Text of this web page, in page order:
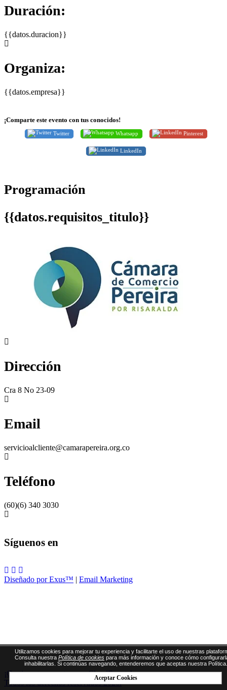
Duración:
{{datos.duracion}}
Organiza:
{{datos.empresa}}
¡Comparte este evento con tus conocidos!
Twitter Whatsapp Pinterest
LinkedIn
Programación
{{datos.requisitos_titulo}}
Dirección
Cra 8 No 23-09
Email
servicioalcliente@camarapereira.org.co
Teléfono
(60)(6) 340 3030
Síguenos en
Diseñado por Exus™ | Email Marketing
¡Gestiona tus eventos con CloudEvents!
Todos los derechos reservados 2026.
Utilizamos cookies para mejorar tu experiencia y facilitarte el uso de nuestras
Consulta nuestra Política de cookies para más información y conoce cómo
inhabilitarlas. Si continúas navegando, entenderemos que aceptas nuestra Política.
Aceptar Cookies